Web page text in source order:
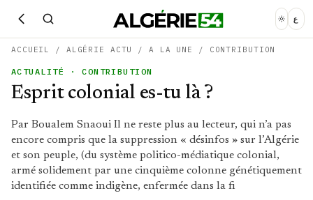
ع
ACCUEIL / ALGÉRIE ACTU /A LA UNE / CONTRIBUTION
ACTUALITÉ · CONTRIBUTION
Esprit colonial es-tu là ?
Par Boualem Snaoui Il ne reste plus au lecteur, qui n’a pas
encore compris que la suppression « désinfos » sur l’Algérie
et son peuple, (du système politico-médiatique colonial,
armé solidement par une cinquième colonne génétiquement
identifiée comme indigène, enfermée dans la fi